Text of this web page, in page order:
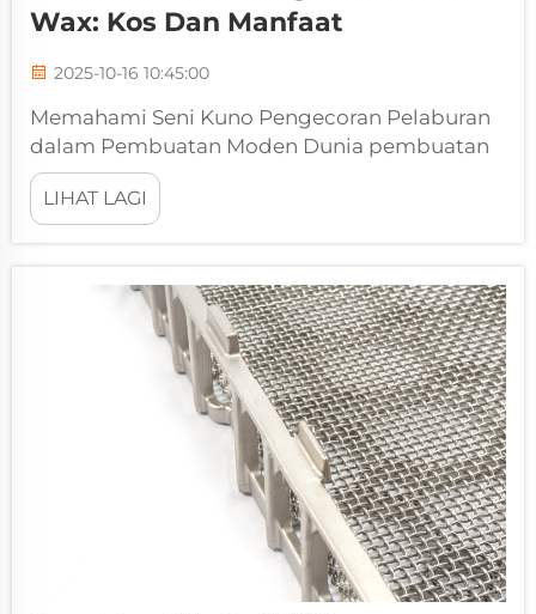
Wax: Kos Dan Manfaat
2025-10-16 10:45:00
Memahami Seni Kuno Pengecoran Pelaburan
dalam Pembuatan Moden Dunia pembuatan
yang rumit telah berkembang pesat
sepanjang beribu-ribu tahun, namun
sesetengah teknik kekal abadi dalam
lost wax mewakili...
LIHAT LAGI